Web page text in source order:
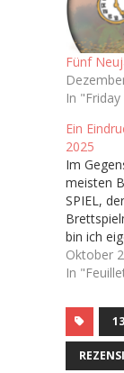
Fünf
In "Friday
Ein
2025
Im
meisten
SPIEL,
bin ich
Kindheit
gespielt
und an
Oktober
In